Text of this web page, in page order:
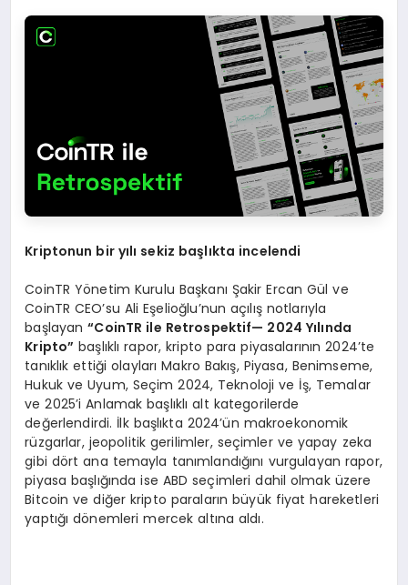
Kriptonun bir yılı sekiz başlıkta incelendi
CoinTR Yönetim Kurulu Başkanı Şakir Ercan Gül ve
CoinTR CEO’su Ali Eşelioğlu’nun açılış notlarıyla
başlayan“CoinTR ile Retrospektif— 2024 Yılında
Kripto” başlıklı rapor, kripto para piyasalarının 2024’te
tanıklık ettiği olayları Makro Bakış, Piyasa, Benimseme,
Hukuk ve Uyum, Seçim 2024, Teknoloji ve İş, Temalar
ve 2025’i Anlamak başlıklı alt kategorilerde
değerlendirdi. İlk başlıkta 2024’ün makroekonomik
rüzgarlar, jeopolitik gerilimler, seçimler ve yapay zeka
gibi dört ana temayla tanımlandığını vurgulayan rapor,
piyasa başlığında ise ABD seçimleri dahil olmak üzere
Bitcoin ve diğer kripto paraların büyük fiyat hareketleri
yaptığı dönemleri mercek altına aldı.